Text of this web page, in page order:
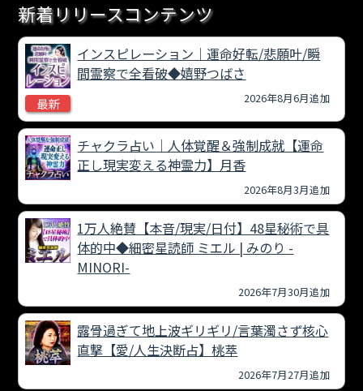
新着リリースコンテンツ
最新
インスピレーション｜運命好転/悲願叶/瞬
間霊察で全看破◆嬉野つばさ
2026年8月6月追加
チャクラ占い｜人体覚醒＆強制成就【運命
正し現実変える神霊力】月香
2026年8月3月追加
1万人絶賛【本音/現実/日付】48星秘術で具
体的中◆細密星読師 ミエル | みのり -
MINORI-
2026年7月30月追加
露骨過ぎて地上波ギリギリ/言葉濁さず核心
直撃【愛/人生決断占】桃萃
2026年7月27月追加